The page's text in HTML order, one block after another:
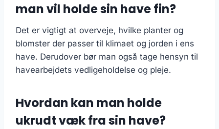
man vil holde sin have fin?
Det er vigtigt at overveje, hvilke planter og
blomster der passer til klimaet og jorden i ens
have. Derudover bør man også tage hensyn til
havearbejdets vedligeholdelse og pleje.
Hvordan kan man holde
ukrudt væk fra sin have?